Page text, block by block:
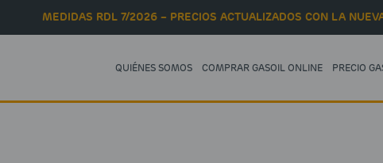
MEDIDAS RDL 7/2026 – PRECIOS ACTUALIZADOS CON LA
QUIÉNES SOMOS COMPRAR GASOIL ONLINE PRECIO